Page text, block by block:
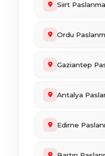
Siirt
Ordu
Gaziantep
Antalya
Edirne